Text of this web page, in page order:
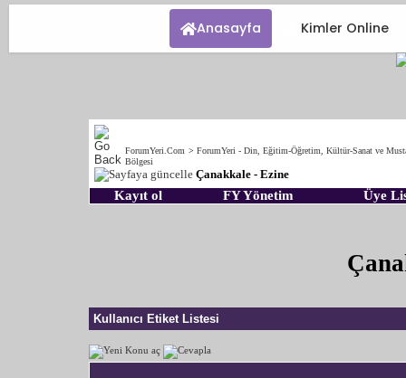
Anasayfa Kimler Online
ForumYeri.Com > ForumYeri - Din, Eğitim-Öğretim, Kültür-Sanat ve
Bölgesi
Çanakkale - Ezine
Kayıt ol FY Yönetim Üye
Kullanıcı Etiket Listesi